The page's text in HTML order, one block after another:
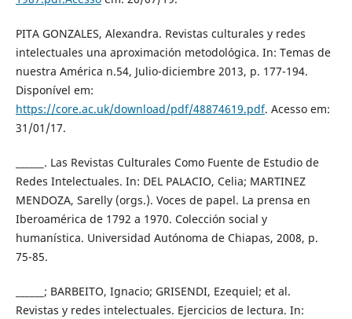
PITA GONZALES, Alexandra. Revistas culturales y redes
intelectuales una aproximación metodológica. In: Temas de
nuestra América n.54, Julio-diciembre 2013, p. 177-194.
Disponível em:
https://core.ac.uk/download/pdf/48874619.pdf. Acesso em:
31/01/17.
______. Las Revistas Culturales Como Fuente de Estudio de
Redes Intelectuales. In: DEL PALACIO, Celia; MARTINEZ
MENDOZA, Sarelly (orgs.). Voces de papel. La prensa en
Iberoamérica de 1792 a 1970. Colección social y
humanística. Universidad Autónoma de Chiapas, 2008, p.
75-85.
______; BARBEITO, Ignacio; GRISENDI, Ezequiel; et al.
Revistas y redes intelectuales. Ejercicios de lectura. In: